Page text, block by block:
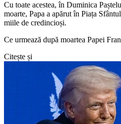
Cu toate acestea, în Duminica
moarte, Papa a apărut în Piața
miile de credincioși.
Ce urmează după moartea Papei
Citește și